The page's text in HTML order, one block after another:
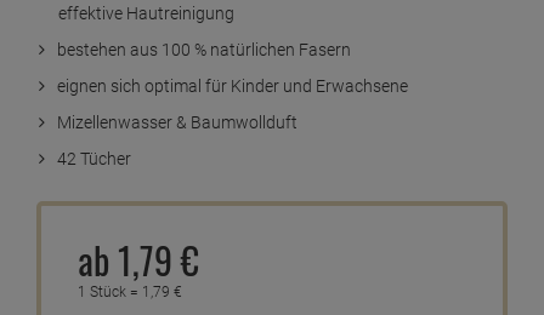
effektive Hautreinigung
bestehen aus 100 % natürlichen Fasern
eignen sich optimal für Kinder und Erwachsene
Mizellenwasser & Baumwollduft
42 Tücher
ab 1,79€
1 Stück = 1,79 €